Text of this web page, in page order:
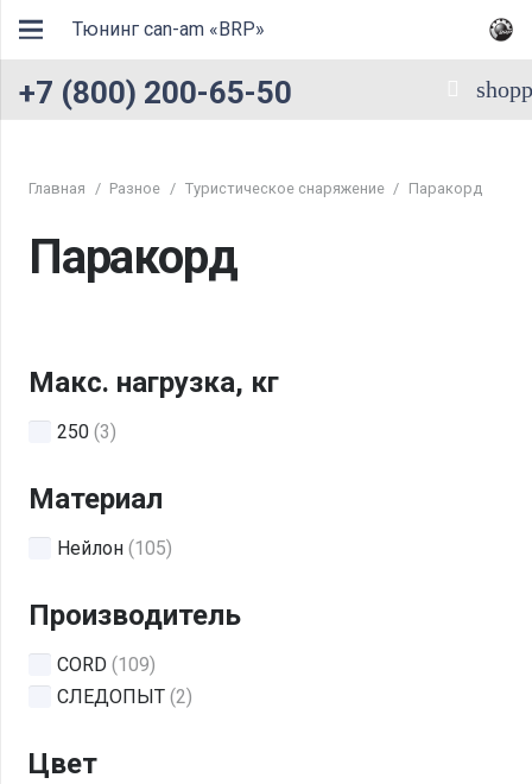
Тюнинг can-am «BRP»
+7 (800) 200-65-50
Главная / Разное / Туристическое снаряжение / Паракорд
Паракорд
Макс. нагрузка, кг
250 (3)
Материал
Нейлон (105)
Производитель
CORD (109)
СЛЕДОПЫТ (2)
Цвет